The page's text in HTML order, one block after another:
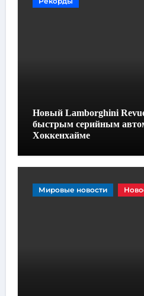
Новый Lamborghini
быстрым серийным
Хоккенхайме
Мировые новости